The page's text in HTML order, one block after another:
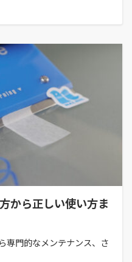
から正しい使い方ま
専門的なメンテナンス、さ